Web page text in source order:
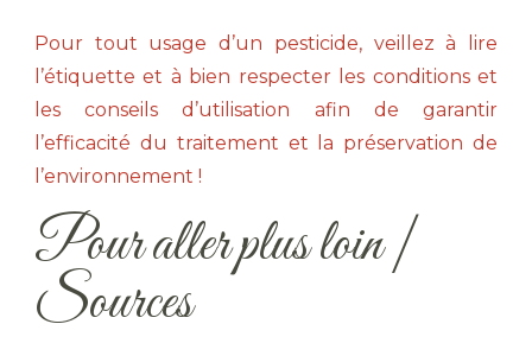
Pour tout usage d’un pesticide, veillez à lire
l’étiquette et à bien respecter les conditions et
les conseils d’utilisation afin de garantir
l’efficacité du traitement et la préservation de
l’environnement !
Pour aller plus loin |
Sources